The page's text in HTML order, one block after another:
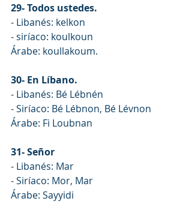
29- Todos ustedes.
- Libanés: kelkon
- siríaco: koulkoun
Árabe: koullakoum.
30- En Líbano.
- Libanés: Bé Lébnén
- Siríaco: Bé Lébnon, Bé Lévnon
Árabe: Fi Loubnan
31- Señor
- Libanés: Mar
- Siríaco: Mor, Mar
Árabe: Sayyidi